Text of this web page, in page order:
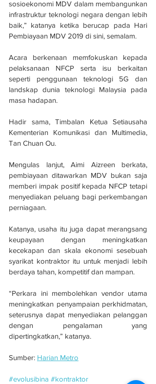
sosioekonomi MDV dalam membangunkan
infrastruktur teknologi negara dengan lebih
baik,” katanya ketika berucap pada Hari
Pembiayaan MDV 2019 di sini, semalam.
Acara berkenaan memfokuskan kepada
pelaksanaan NFCP serta isu berkaitan
seperti penggunaan teknologi 5G dan
landskap dunia teknologi Malaysia pada
masa hadapan.
Hadir sama, Timbalan Ketua Setiausaha
Kementerian Komunikasi dan Multimedia,
Tan Chuan Ou.
Mengulas lanjut, Aimi Aizreen berkata,
pembiayaan ditawarkan MDV bukan saja
memberi impak positif kepada NFCP tetapi
menyediakan peluang bagi perkembangan
perniagaan.
Katanya, usaha itu juga dapat merangsang
keupayaan dengan meningkatkan
kecekapan dan skala ekonomi sesebuah
syarikat kontraktor itu untuk menjadi lebih
berdaya tahan, kompetitif dan mampan.
“Perkara ini membolehkan vendor utama
meningkatkan penyampaian perkhidmatan,
seterusnya dapat menyediakan pelanggan
dengan pengalaman yang
dipertingkatkan,” katanya.
Sumber: Harian Metro
#evolusibina #kontraktor